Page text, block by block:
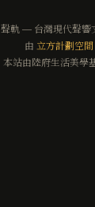
聲軌 — 台灣現代聲響
由 立方計劃空間
本站由陸府生活美學